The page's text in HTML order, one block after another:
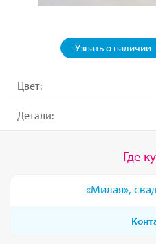
Узнать о наличии
Цвет:
Детали:
Где
«Милая»,